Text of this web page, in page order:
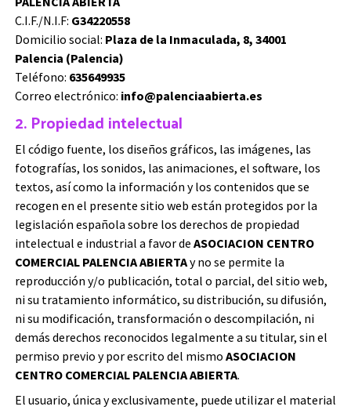
C.I.F./N.I.F: G34220558
Domicilio social: Plaza de la Inmaculada, 8, 34001
Palencia (Palencia)
Teléfono: 635649935
Correo electrónico: info@palenciaabierta.es
2. Propiedad intelectual
El código fuente, los diseños gráficos, las imágenes, las
fotografías, los sonidos, las animaciones, el software, los
textos, así como la información y los contenidos que se
recogen en el presente sitio web están protegidos por la
legislación española sobre los derechos de propiedad
intelectual e industrial a favor de ASOCIACION CENTRO
COMERCIAL PALENCIA ABIERTAy no se permite la
reproducción y/o publicación, total o parcial, del sitio web,
ni su tratamiento informático, su distribución, su difusión,
ni su modificación, transformación o descompilación, ni
demás derechos reconocidos legalmente a su titular, sin el
permiso previo y por escrito del mismo ASOCIACION
CENTRO COMERCIAL PALENCIA ABIERTA.
El usuario, única y exclusivamente, puede utilizar el material